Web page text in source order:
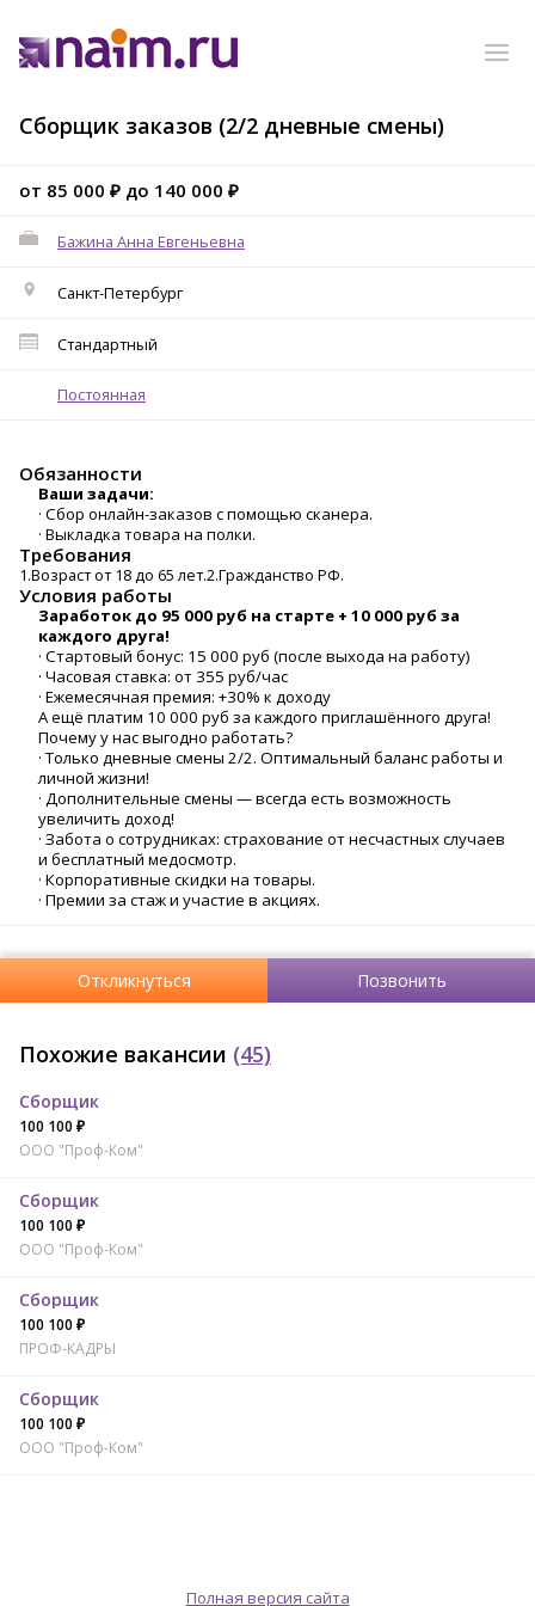
Сборщик заказов (2/2 дневные смены)
от 85 000 ₽ до 140 000 ₽
Бажина Анна Евгеньевна
Санкт-Петербург
Стандартный
Постоянная
Обязанности
Ваши задачи:
· Сбор онлайн-заказов с помощью сканера.
· Выкладка товара на полки.
Требования
1.Возраст от 18 до 65 лет.2.Гражданство РФ.
Условия работы
Заработок до 95 000 руб на старте + 10 000 руб за
каждого друга!
· Стартовый бонус: 15 000 руб (после выхода на работу)
· Часовая ставка: от 355 руб/час
· Ежемесячная премия: +30% к доходу
А ещё платим 10 000 руб за каждого приглашённого друга!
Почему у нас выгодно работать?
· Только дневные смены 2/2. Оптимальный баланс работы и
личной жизни!
· Дополнительные смены — всегда есть возможность
увеличить доход!
· Забота о сотрудниках: страхование от несчастных случаев
и бесплатный медосмотр.
· Корпоративные скидки на товары.
· Премии за стаж и участие в акциях.
Откликнуться Позвонить
Похожие вакансии (45)
Сборщик
100 100 ₽
ООО "Проф-Ком"
Сборщик
100 100 ₽
ООО "Проф-Ком"
Сборщик
100 100 ₽
ПРОФ-КАДРЫ
Сборщик
100 100 ₽
ООО "Проф-Ком"
Полная версия сайта